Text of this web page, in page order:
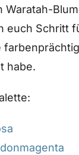
Waratah-
euch Schritt
habe.